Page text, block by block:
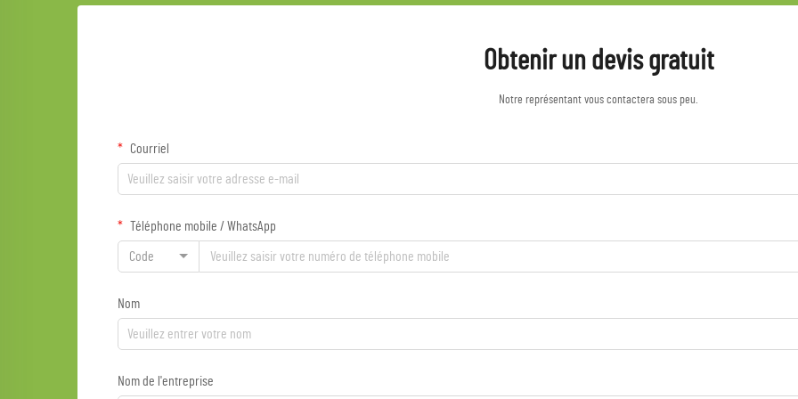
Obtenir un devis gratuit
Notre représentant vous contactera sous peu.
Courriel
Téléphone mobile / WhatsApp
Code
Nom
Nom de l'entreprise